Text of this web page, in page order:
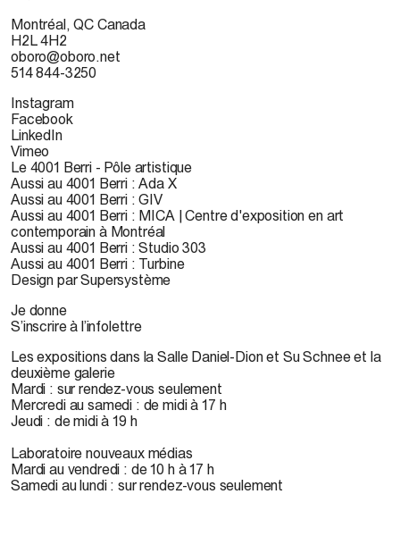
Montréal, QC Canada
H2L 4H2
oboro@oboro.net
514 844-3250
Instagram
Facebook
LinkedIn
Vimeo
Le 4001 Berri - Pôle artistique
Aussi au 4001 Berri : Ada X
Aussi au 4001 Berri : GIV
Aussi au 4001 Berri : MICA | Centre d'exposition en art
contemporain à Montréal
Aussi au 4001 Berri : Studio 303
Aussi au 4001 Berri : Turbine
Design par Supersystème
Je donne
S’inscrire à l’infolettre
Les expositions dans la Salle Daniel-Dion et Su Schnee et la
deuxième galerie
Mardi : sur rendez-vous seulement
Mercredi au samedi : de midi à 17 h
Jeudi : de midi à 19 h
Laboratoire nouveaux médias
Mardi au vendredi : de 10 h à 17 h
Samedi au lundi : sur rendez-vous seulement